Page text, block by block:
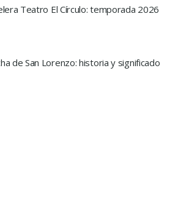
Teatro El Círculo: temporada 2026
de San Lorenzo: historia y significado